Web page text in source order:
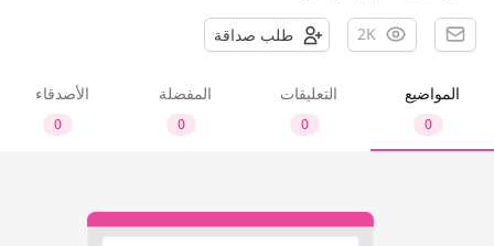
2K طلب صداقة
المواضيع
0
التعليقات
0
المفضلة
0
الأصدقاء
0